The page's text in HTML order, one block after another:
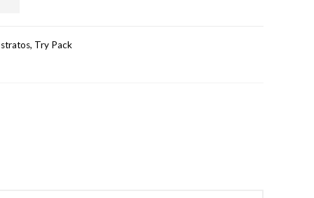
, Try Pack